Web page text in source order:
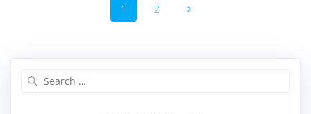
navigation
Page
1 Page
2